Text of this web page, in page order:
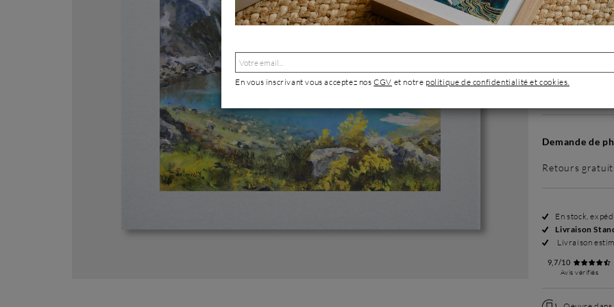
499 €
Demande de
Retours
En stock,
Livraison
Livraison
9,7/10
Avis vérifiés
En vous inscrivant vous acceptez nosCGV et notre politique de confidentialité et cookies.